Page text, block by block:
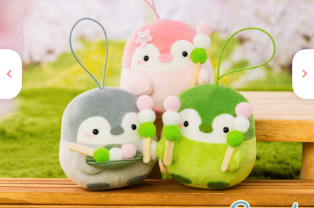
PRIZE 公式 Instagram
CAPSULE TOY 公式 X
CAPSULE TOY 公式 Instagram
プライバシーポリシー